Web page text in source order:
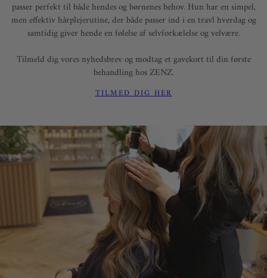
passer perfekt til både hendes og børnenes behov. Hun har en simpel,
men effektiv hårplejerutine, der både passer ind i en travl hverdag og
samtidig giver hende en følelse af selvforkælelse og velvære.
Tilmeld dig vores nyhedsbrev og modtag et gavekort til din første
behandling hos ZENZ.
TILMED DIG HER